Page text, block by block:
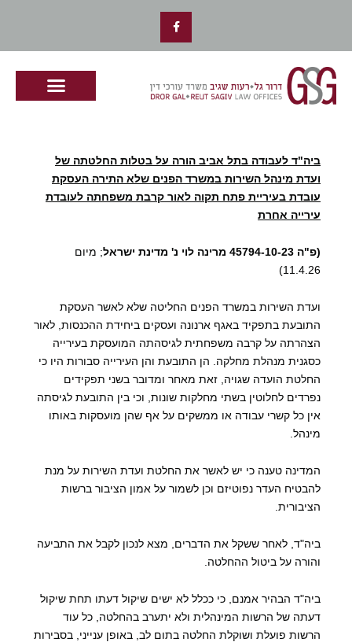
a
e
o
k
ביה"ד לעבודה בתל אביב הורה על בטלות החלטתה של
ועדת מינהל השירות במשרד הפנים שלא התירה העסקת
עובדת בעיריית פתח תקוה לאור קרבת משפחתה לעובדת
עירייה אחרת
(פ"ה 45794-10-23 מרינה לוי נ' מדינת ישראל
; מיום
11.4.26)
ועדת השירות במשרד הפנים החליטה שלא לאשר העסקת
התובעת בתפקיד באגף ארנונה ועסקים ביחידת ההכנסות, לאור
הצהרתה על קרבה משפחתית לגיסהתה המועסקת בעירייה
כסגנית מנהלת מחלקה. הן התובעת והן העירייה סבורות היו כי
החלטת הועדה שגויה, זאת מאחר ומדובר בשני תפקידים
נפרדים לחלוטין בשתי מחלקות שונות, וכי בין התובעת לגיסתה
אין כל קשרי עבודה או ממשקים על אף שהן מועסקות באותו
מינהל.
המדינה טענה כי יש לאשר את החלטת ועדת השירות על מנת
להבטיח העדר נפוטיזם וכן לשמור על אמון הציבור ברשות
הציבורית.
ביה"ד, לאחר ששקל את הדברים, מצא לנכון לקבל את התביעה
והורה על ביטול ההחלטה.
ביה"ד הבהיר אמנם, כי ככלל לא ישים שיקול דעתו תחת שיקול
דעתה של הרשות המינהלית ולא יתערב בהחלטה, כל עוד
הרשות פועלת ושוקלת החלטה בתום לב, באופן ענייני, בסבירות